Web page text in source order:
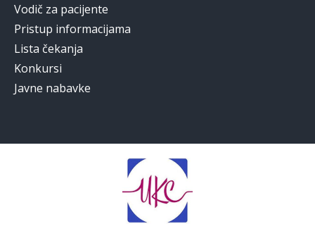
Vodič za pacijente
Pristup informacijama
Lista čekanja
Konkursi
Javne nabavke